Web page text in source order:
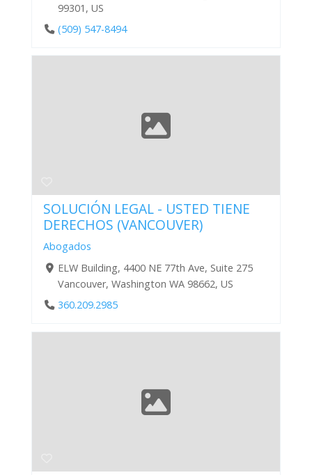
99301, US
(509) 547-8494
SOLUCIÓN LEGAL - USTED TIENE
DERECHOS (VANCOUVER)
Abogados
ELW Building, 4400 NE 77th Ave, Suite 275
Vancouver, Washington WA 98662, US
360.209.2985